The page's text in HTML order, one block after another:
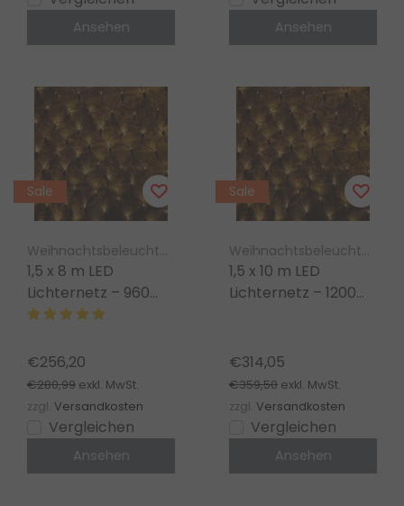
Ansehen Ansehen
Sale
Weihnachtsbeleuchtung Luksus
1,5 x 8 m LED
Lichternetz – 960
LEDs – Warmweiß –
PRO LUKSUS
€256,20
€280,99 exkl. MwSt.
zzgl. Versandkosten
Vergleichen
Ansehen
Sale
Weihnachtsbeleuchtung Luksus
1,5 x 10 m LED
Lichternetz – 1200
PRO LUKSUS
€314,05
€359,50 exkl. MwSt.
zzgl. Versandkosten
Vergleichen
Ansehen